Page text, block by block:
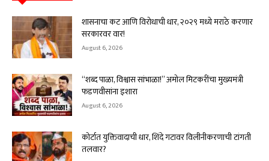
शासनाचा कट आणि विरोधाची धार, २०२९ मध्ये मराठे करणार
सरकारवर वार!
August 6, 2026
“शब्द पाळा, विश्वास सांभाळा!” अमोल मिटकरींचा मुख्यमंत्री
फडणवीसांना इशारा
August 6, 2026
कोर्टात युक्तिवादाची धार, शिंदे गटावर विलीनीकरणाची टांगती
तलवार?